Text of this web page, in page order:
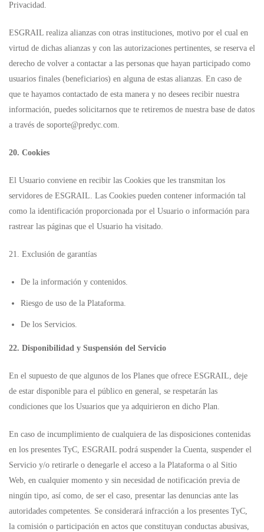
Privacidad.
ESGRAIL realiza alianzas con otras instituciones, motivo por el cual en
virtud de dichas alianzas y con las autorizaciones pertinentes, se reserva el
derecho de volver a contactar a las personas que hayan participado como
usuarios finales (beneficiarios) en alguna de estas alianzas. En caso de
que te hayamos contactado de esta manera y no desees recibir nuestra
información, puedes solicitarnos que te retiremos de nuestra base de datos
a través de soporte@predyc.com.
20. Cookies
El Usuario conviene en recibir las Cookies que les transmitan los
servidores de ESGRAIL. Las Cookies pueden contener información tal
como la identificación proporcionada por el Usuario o información para
rastrear las páginas que el Usuario ha visitado.
21. Exclusión de garantías
De la información y contenidos.
Riesgo de uso de la Plataforma.
De los Servicios.
22. Disponibilidad y Suspensión del Servicio
En el supuesto de que algunos de los Planes que ofrece ESGRAIL, deje
de estar disponible para el público en general, se respetarán las
condiciones que los Usuarios que ya adquirieron en dicho Plan.
En caso de incumplimiento de cualquiera de las disposiciones contenidas
en los presentes TyC, ESGRAIL podrá suspender la Cuenta, suspender el
Servicio y/o retirarle o denegarle el acceso a la Plataforma o al Sitio
Web, en cualquier momento y sin necesidad de notificación previa de
ningún tipo, así como, de ser el caso, presentar las denuncias ante las
autoridades competentes. Se considerará infracción a los presentes TyC,
la comisión o participación en actos que constituyan conductas abusivas,